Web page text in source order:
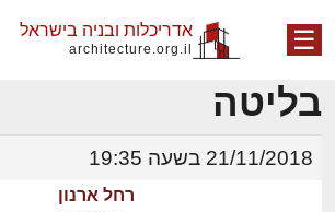
☰ אדריכלות ובניה בישראל
architecture.org.il
בליטה
21/11/2018 בשעה 19:35
רחל ארנון